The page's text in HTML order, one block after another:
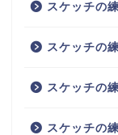
スケッチの
スケッチの
スケッチの
スケッチの